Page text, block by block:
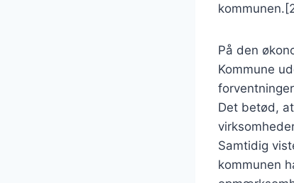
På den
Kommune
Det betød,
Samtidig
kommunen